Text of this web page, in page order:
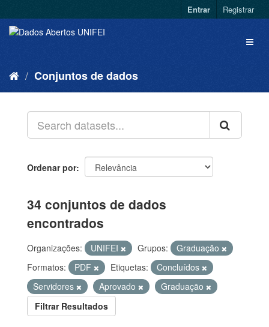
Entrar Registrar
Conjuntos de dados
Ordenar por
34 conjuntos de dados
encontrados
Organizações: UNIFEI Grupos:
Graduação
Formatos:
PDF Etiquetas:
Concluídos
Servidores
Aprovado
Graduação
Filtrar Resultados